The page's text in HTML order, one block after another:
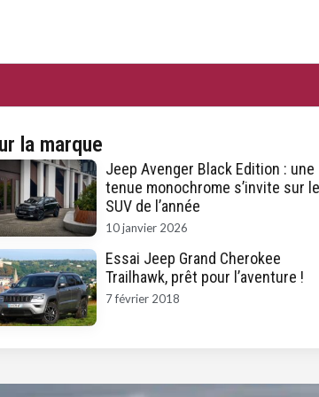
la marque
Jeep Avenger Black Edition : une
tenue monochrome s’invite sur
SUV de l’année
10 janvier 2026
Essai Jeep Grand Cherokee
Trailhawk, prêt pour l’aventure !
7 février 2018